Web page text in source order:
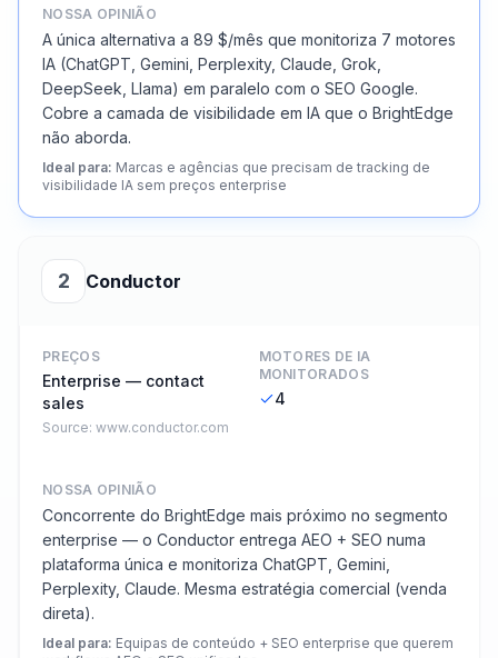
NOSSA OPINIÃO
A única alternativa a 89 $/mês que monitoriza 7 motores
IA (ChatGPT, Gemini, Perplexity, Claude, Grok,
DeepSeek, Llama) em paralelo com o SEO Google.
Cobre a camada de visibilidade em IA que o BrightEdge
não aborda.
Ideal para: Marcas e agências que precisam de tracking de
visibilidade IA sem preços enterprise
2 Conductor
PREÇOS
Enterprise — contact
sales
Source: www.conductor.com
MOTORES DE IA
MONITORADOS
4
NOSSA OPINIÃO
Concorrente do BrightEdge mais próximo no segmento
enterprise — o Conductor entrega AEO + SEO numa
plataforma única e monitoriza ChatGPT, Gemini,
Perplexity, Claude. Mesma estratégia comercial (venda
direta).
Ideal para: Equipas de conteúdo + SEO enterprise que querem